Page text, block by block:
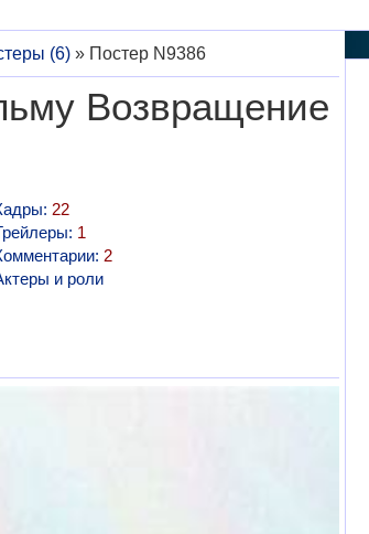
(6)» Постер N9386
Возвращение
22
1
2
и роли